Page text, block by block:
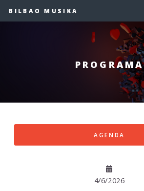
BILBAO MUSIKA
PROGRAMA
AGENDA
4/6/2026